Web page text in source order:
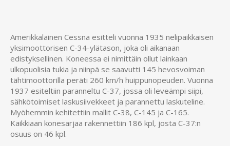
Amerikkalainen Cessna esitteli vuonna 1935 nelipaikkaisen
yksimoottorisen C-34-ylätason, joka oli aikanaan
edistyksellinen. Koneessa ei nimittäin ollut lainkaan
ulkopuolisia tukia ja niinpä se saavutti 145 hevosvoiman
tähtimoottorilla peräti 260 km/h huippunopeuden. Vuonna
1937 esiteltiin paranneltu C-37, jossa oli leveämpi siipi,
sähkötoimiset laskusiivekkeet ja parannettu laskuteline.
Myöhemmin kehitettiin mallit C-38, C-145 ja C-165.
Kaikkiaan konesarjaa rakennettiin 186 kpl, josta C-37:n
osuus on 46 kpl.